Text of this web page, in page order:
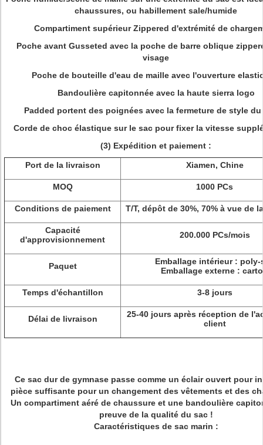
chaussures, ou habillement sale/humide
Compartiment supérieur Zippered d'extrémité de
Poche avant Gusseted avec la poche de barre oblique
visage
Poche de bouteille d'eau de maille avec l'ouverture
Bandoulière capitonnée avec la haute sierra logo
Padded portent des poignées avec la fermeture de style du
Corde de choc élastique sur le sac pour fixer la vitesse
(3) Expédition et paiement :
Port de la livraison Xiamen, Chine
MOQ 1000 PCs
Conditions de paiement T/T, dépôt de 30%, 70% à vue de
Capacité
d'approvisionnement
200.000 PCs/mois
Paquet
Emballage intérieur : poly-
Emballage externe :
Temps d'échantillon 3-8 jours
Délai de livraison
25-40 jours après réception de
client
Ce sac dur de gymnase passe comme un éclair ouvert pour
pièce suffisante pour un changement des vêtements et des
Un compartiment aéré de chaussure et une bandoulière
preuve de la qualité du sac !
Caractéristiques de sac marin :